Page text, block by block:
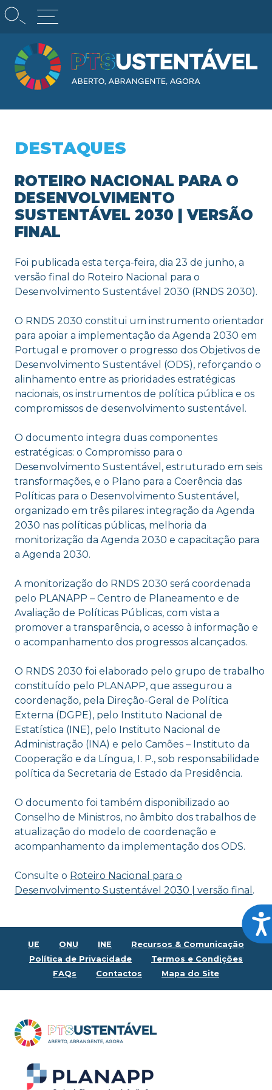
Observação:
este
inclui
um
sistema
acessibilidade.
Skip
to
DESTAQUES
ROTEIRO NACIONAL PARA O
DESENVOLVIMENTO
SUSTENTÁVEL 2030 | VERSÃO
FINAL
Foi publicada esta terça-feira, dia 23 de junho, a
versão final do Roteiro Nacional para o
Desenvolvimento Sustentável 2030 (RNDS 2030).
O RNDS 2030 constitui um instrumento orientador
para apoiar a implementação da Agenda 2030 em
Portugal e promover o progresso dos Objetivos de
Desenvolvimento Sustentável (ODS), reforçando o
alinhamento entre as prioridades estratégicas
nacionais, os instrumentos de política pública e os
compromissos de desenvolvimento sustentável.
O documento integra duas componentes
estratégicas: o Compromisso para o
Desenvolvimento Sustentável, estruturado em seis
transformações, e o Plano para a Coerência das
Políticas para o Desenvolvimento Sustentável,
organizado em três pilares: integração da Agenda
2030 nas políticas públicas, melhoria da
monitorização da Agenda 2030 e capacitação para
a Agenda 2030.
A monitorização do RNDS 2030 será coordenada
pelo PLANAPP – Centro de Planeamento e de
Avaliação de Políticas Públicas, com vista a
promover a transparência, o acesso à informação e
o acompanhamento dos progressos alcançados.
O RNDS 2030 foi elaborado pelo grupo de trabalho
constituído pelo PLANAPP, que assegurou a
coordenação, pela Direção-Geral de Política
Externa (DGPE), pelo Instituto Nacional de
Estatística (INE), pelo Instituto Nacional de
Administração (INA) e pelo Camões – Instituto da
Cooperação e da Língua, I. P., sob responsabilidade
política da Secretaria de Estado da Presidência.
O documento foi também disponibilizado ao
Conselho de Ministros, no âmbito dos trabalhos de
atualização do modelo de coordenação e
acompanhamento da implementação dos ODS.
Consulte o Roteiro Nacional para o
Desenvolvimento Sustentável 2030 | versão final .
UE ONU INE
Recursos & Comunicação
Política de Privacidade
Termos e Condições
FAQs
Contactos Mapa do Site